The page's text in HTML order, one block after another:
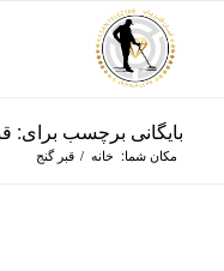
بایگانی برچسب برای:
مکان شما: خانه / قبر گنج